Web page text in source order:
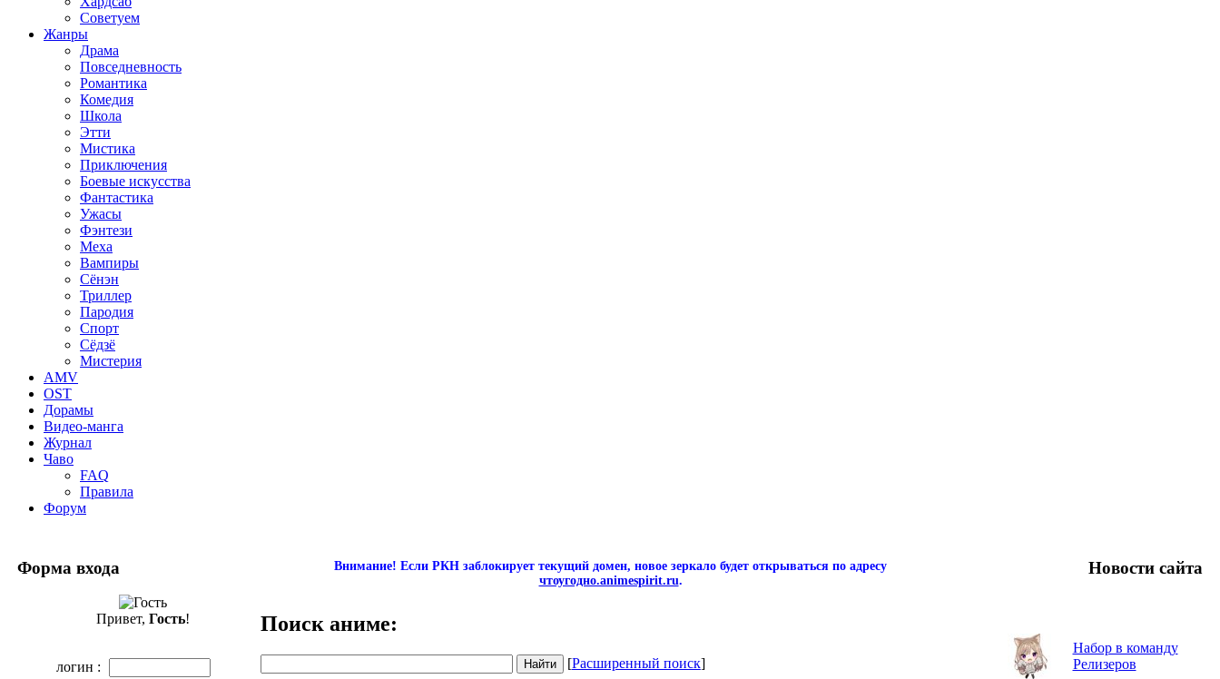
Советуем
Жанры
Драма
Повседневность
Романтика
Комедия
Школа
Этти
Мистика
Приключения
Боевые искусства
Фантастика
Ужасы
Фэнтези
Меха
Вампиры
Сёнэн
Триллер
Пародия
Спорт
Сёдзё
Мистерия
AMV
OST
Дорамы
Видео-манга
Журнал
Чаво
FAQ
Правила
Форум
Форма входа
Привет, Гость!
логин :
Внимание! Если РКН заблокирует текущий домен, новое зеркало будет открываться по адресу
чтоугодно.animespirit.ru.
Поиск аниме:
[Расширенный поиск]
Новости сайта
Набор в команду
Релизеров